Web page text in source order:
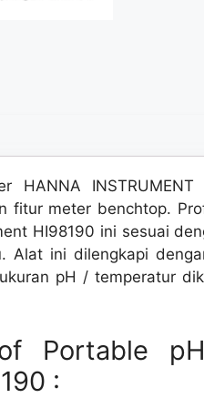
HANNA INSTRUMENT
fitur meter benchtop.
HI98190 ini sesuai
Alat ini dilengkapi
pH / temperatur
Portable
: